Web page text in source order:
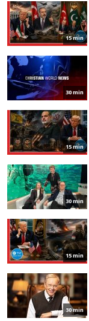
15 min
30 min
15 min
30 min
15 min
30 min